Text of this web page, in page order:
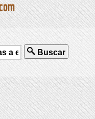
Buscar